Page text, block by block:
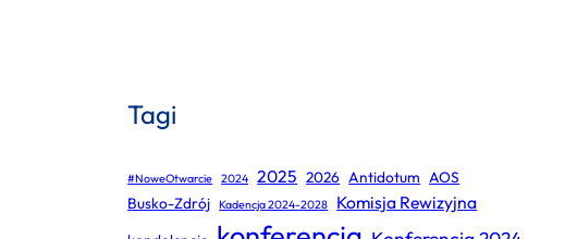
Tagi
#NoweOtwarcie 2024 2025 2026 Antidotum AOS
Busko-Zdrój Kadencja 2024-2028 Komisja Rewizyjna